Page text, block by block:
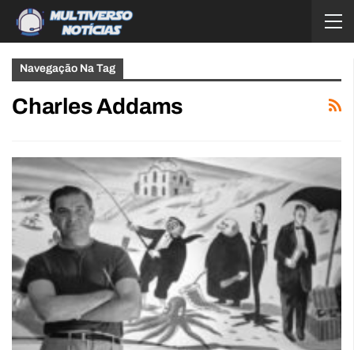
Navegação Na Tag
Charles Addams